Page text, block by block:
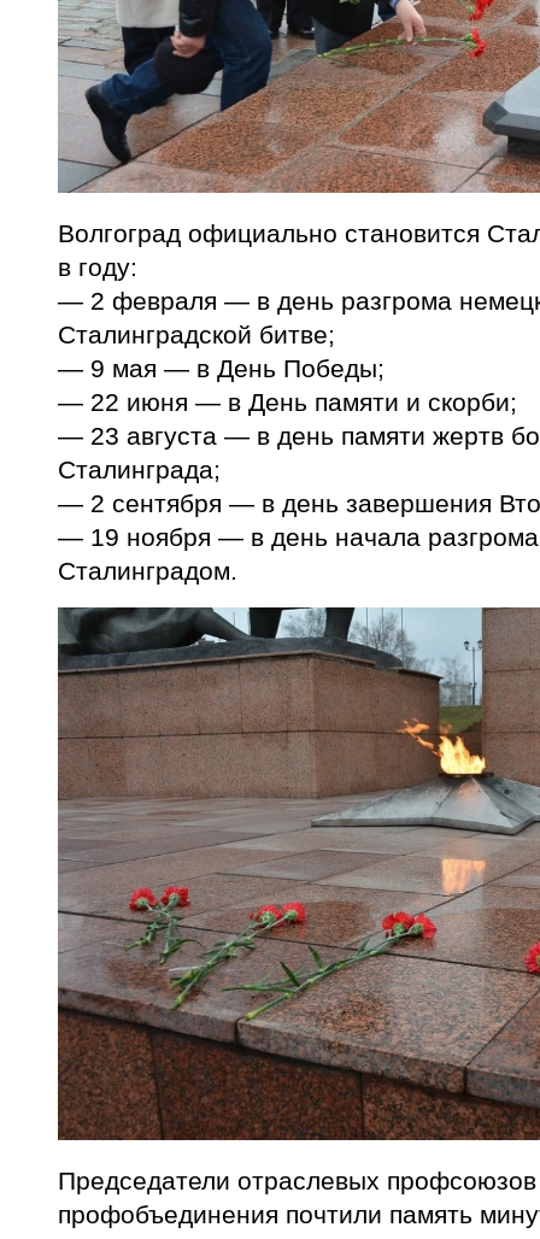
Волгоград официально становится
в году:
— 2 февраля — в день разгрома
Сталинградской битве;
— 9 мая — в День Победы;
— 22 июня — в День памяти и скорби;
— 23 августа — в день памяти жертв
Сталинграда;
— 2 сентября — в день завершения
— 19 ноября — в день начала
Сталинградом.
Председатели отраслевых профсоюзов
профобъединения почтили память